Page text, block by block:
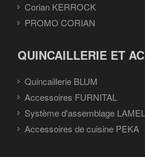
Corian KERROCK
PROMO CORIAN
QUINCAILLERIE ET
Quincaillerie BLUM
Accessoires FURNITAL
Système d'assemblage
Accessoires de cuisine PEKA